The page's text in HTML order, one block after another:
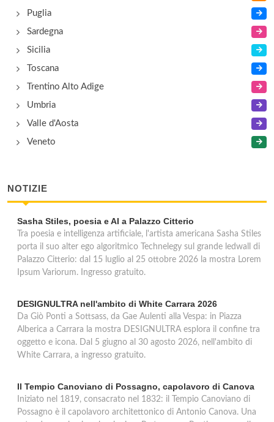
Puglia
Sardegna
Sicilia
Toscana
Trentino Alto Adige
Umbria
Valle d'Aosta
Veneto
NOTIZIE
Sasha Stiles, poesia e AI a Palazzo Citterio
Tra poesia e intelligenza artificiale, l'artista americana Sasha Stiles
porta il suo alter ego algoritmico Technelegy sul grande ledwall di
Palazzo Citterio: dal 15 luglio al 25 ottobre 2026 la mostra Lorem
Ipsum Variorum. Ingresso gratuito.
DESIGNULTRA nell'ambito di White Carrara 2026
Da Giò Ponti a Sottsass, da Gae Aulenti alla Vespa: in Piazza
Alberica a Carrara la mostra DESIGNULTRA esplora il confine tra
oggetto e icona. Dal 5 giugno al 30 agosto 2026, nell'ambito di
White Carrara, a ingresso gratuito.
Il Tempio Canoviano di Possagno, capolavoro di Canova
Iniziato nel 1819, consacrato nel 1832: il Tempio Canoviano di
Possagno è il capolavoro architettonico di Antonio Canova. Una